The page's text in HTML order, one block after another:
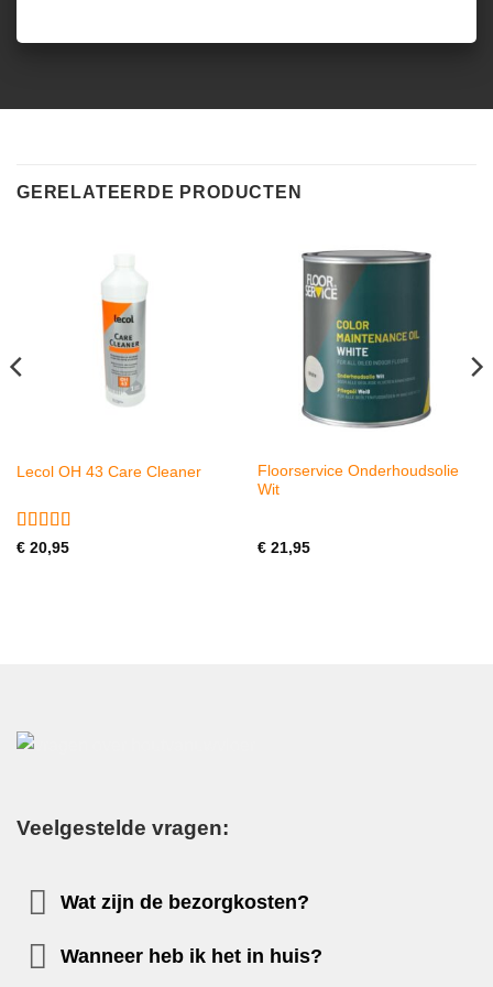
GERELATEERDE PRODUCTEN
Lecol OH 43 Care Cleaner
Gewaardeerd
€20,95
Floorservice Onderhoudsolie
Wit
€21,95
Veelgestelde vragen:
Wat zijn de bezorgkosten?
Wanneer heb ik het in huis?